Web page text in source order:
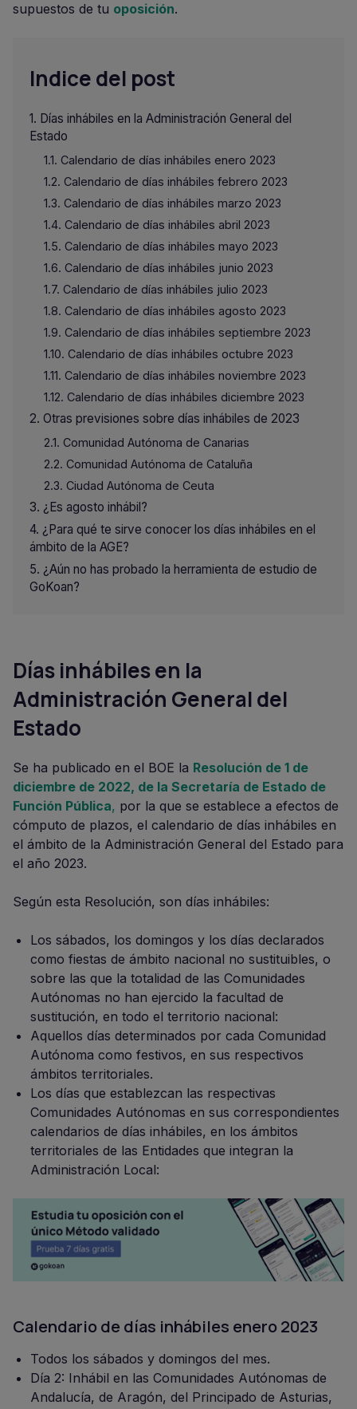
supuestos de tu oposición.
Indice del post
Días inhábiles en la Administración General del
Estado
Calendario de días inhábiles enero 2023
Calendario de días inhábiles febrero 2023
Calendario de días inhábiles marzo 2023
Calendario de días inhábiles abril 2023
Calendario de días inhábiles mayo 2023
Calendario de días inhábiles junio 2023
Calendario de días inhábiles julio 2023
Calendario de días inhábiles agosto 2023
Calendario de días inhábiles septiembre 2023
Calendario de días inhábiles octubre 2023
Calendario de días inhábiles noviembre 2023
Calendario de días inhábiles diciembre 2023
Otras previsiones sobre días inhábiles de 2023
Comunidad Autónoma de Canarias
Comunidad Autónoma de Cataluña
Ciudad Autónoma de Ceuta
¿Es agosto inhábil?
¿Para qué te sirve conocer los días inhábiles en el
ámbito de la AGE?
¿Aún no has probado la herramienta de estudio de
GoKoan?
Días inhábiles en la
Administración General del
Estado
Se ha publicado en el BOE la Resolución de 1 de
diciembre de 2022, de la Secretaría de Estado de
Función Pública, por la que se establece a efectos de
cómputo de plazos, el calendario de días inhábiles en
el ámbito de la Administración General del Estado para
el año 2023.
Según esta Resolución, son días inhábiles:
Los sábados, los domingos y los días declarados
como fiestas de ámbito nacional no sustituibles, o
sobre las que la totalidad de las Comunidades
Autónomas no han ejercido la facultad de
sustitución, en todo el territorio nacional:
Aquellos días determinados por cada Comunidad
Autónoma como festivos, en sus respectivos
ámbitos territoriales.
Los días que establezcan las respectivas
Comunidades Autónomas en sus correspondientes
calendarios de días inhábiles, en los ámbitos
territoriales de las Entidades que integran la
Administración Local:
Calendario de días inhábiles enero 2023
Todos los sábados y domingos del mes.
Día 2: Inhábil en las Comunidades Autónomas de
Andalucía, de Aragón, del Principado de Asturias,